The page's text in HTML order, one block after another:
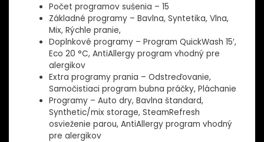
Počet programov sušenia – 15
Základné programy – Bavlna, Syntetika, Vlna,
Mix, Rýchle pranie,
Doplnkové programy – Program QuickWash 15′,
Eco 20 °C, AntiAllergy program vhodný pre
alergikov
Extra programy prania – Odstreďovanie,
Samočistiaci program bubna práčky, Pláchanie
Programy – Auto dry, Bavlna štandard,
Synthetic/mix storage, SteamRefresh
osvieženie parou, AntiAllergy program vhodný
pre alergikov